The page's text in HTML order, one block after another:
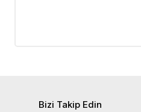
Bizi Takip Edin